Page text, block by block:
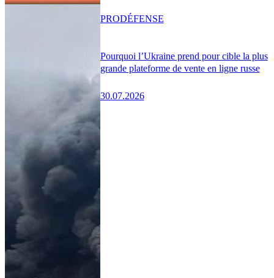
Pourquoi l’Ukraine prend pour cible la plus
grande plateforme de vente en ligne russe
30.07.2026
PRODÉFENSE